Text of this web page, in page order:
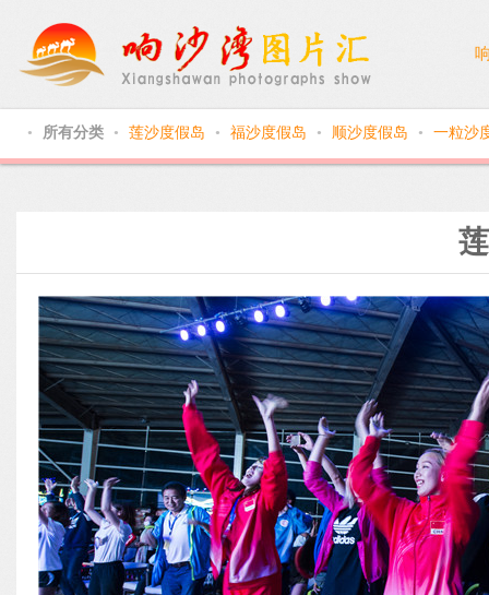
● 所有分类 ● 莲沙度假岛 ● 福沙度假岛 ● 顺沙度假岛 ● 一粒沙